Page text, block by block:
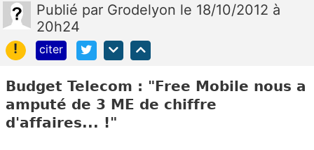
Publié par Grodelyon le 18/10/2012 à
20h24
!
citer
Budget Telecom : "Free Mobile nous a
amputé de 3 ME de chiffre
d'affaires... !"